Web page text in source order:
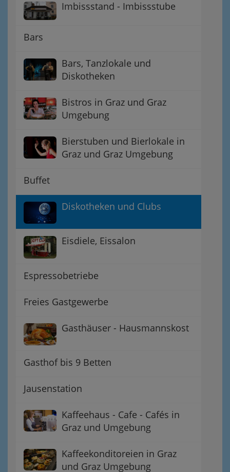
Imbissstand - Imbissstube
Bars
Bars, Tanzlokale und
Diskotheken
Bistros in Graz und Graz
Umgebung
Bierstuben und Bierlokale in
Graz und Graz Umgebung
Buffet
Diskotheken und Clubs
Eisdiele, Eissalon
Espressobetriebe
Freies Gastgewerbe
Gasthäuser - Hausmannskost
Gasthof bis 9 Betten
Jausenstation
Kaffeehaus - Cafe - Cafés in
Graz und Umgebung
Kaffeekonditoreien in Graz
und Graz Umgebung